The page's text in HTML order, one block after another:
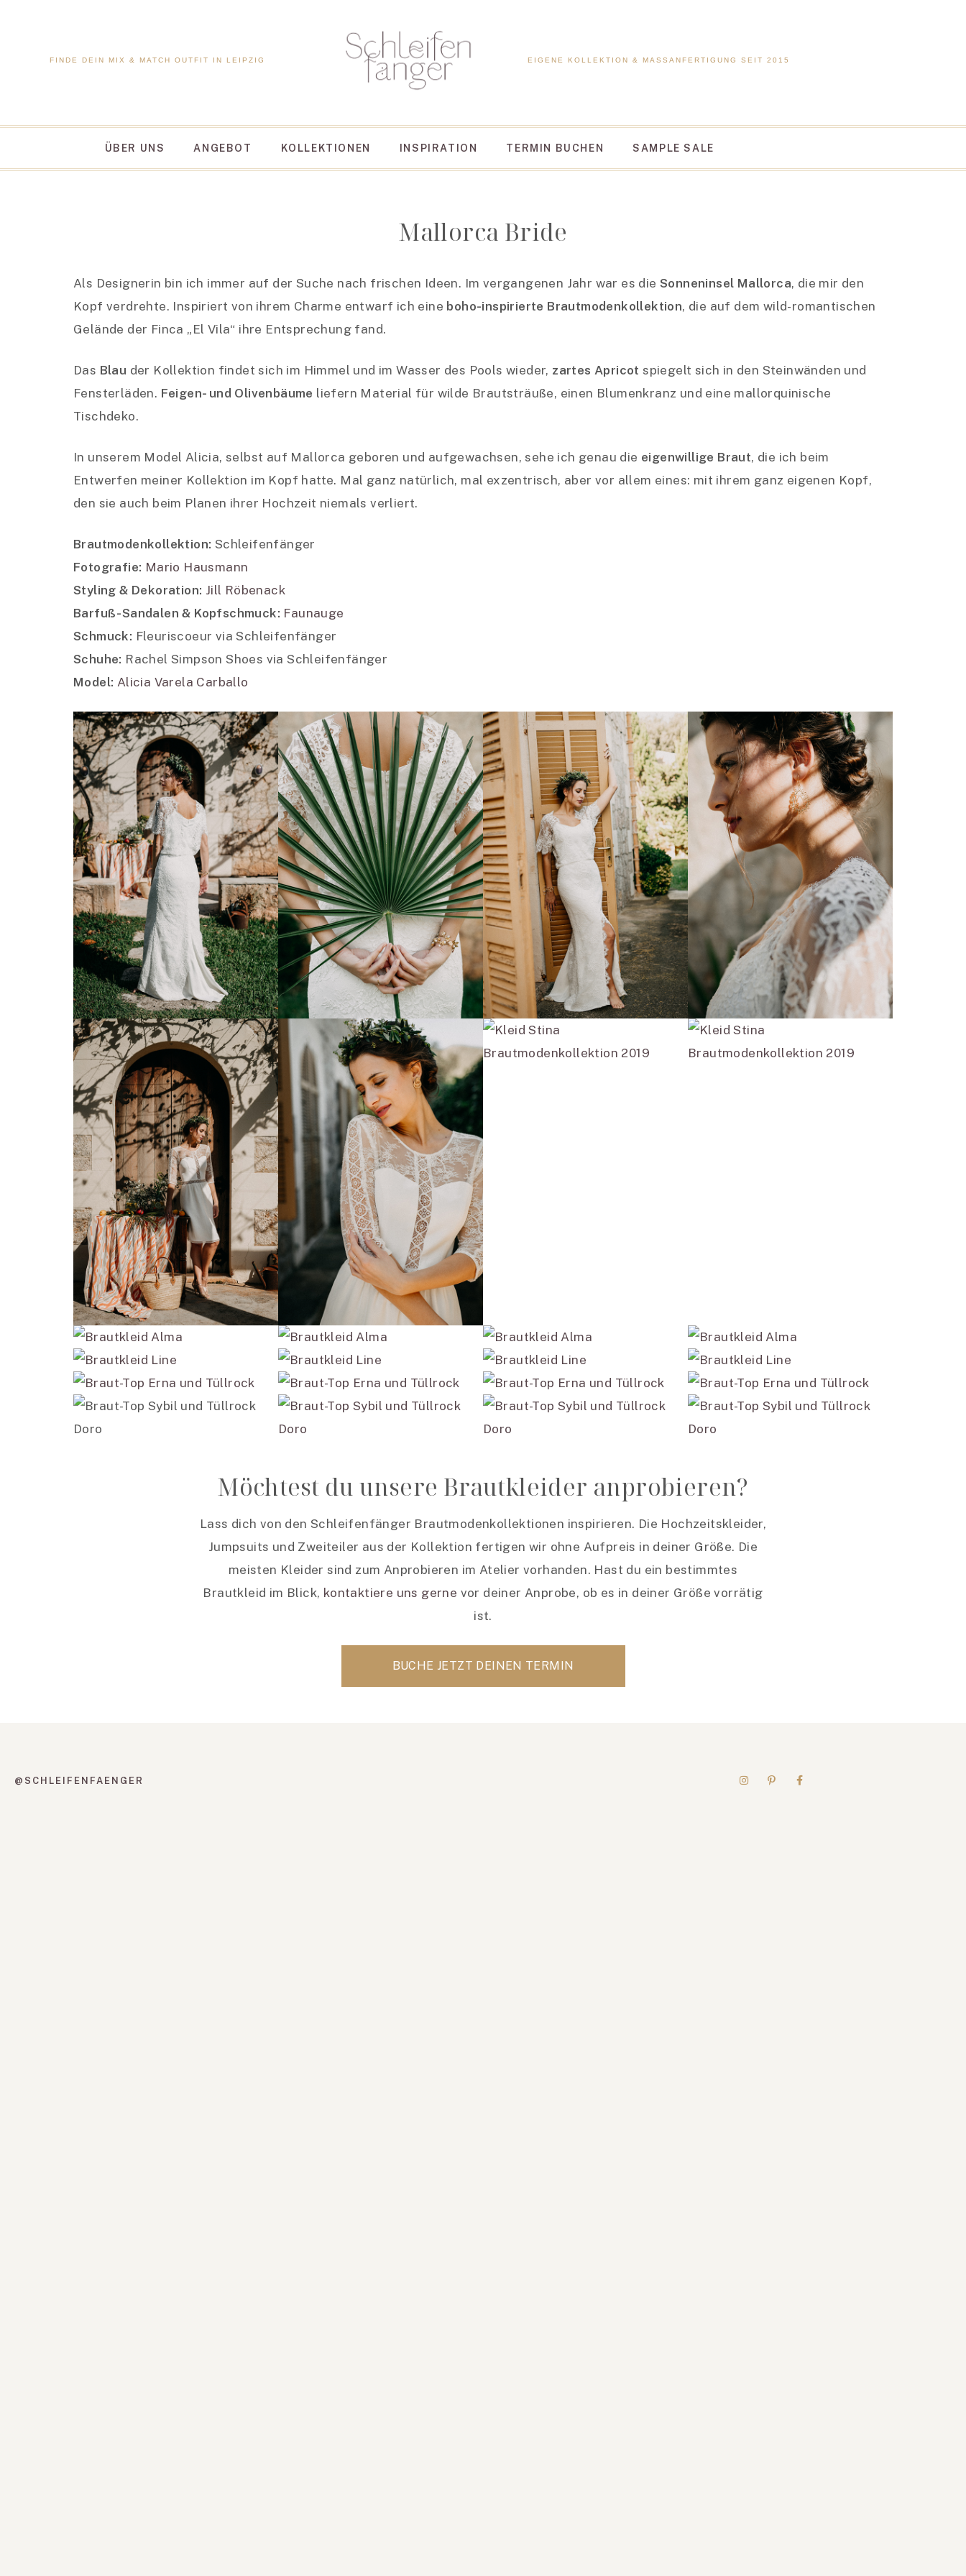
FINDE DEIN MIX & MATCH OUTFIT IN LEIPZIG EIGENE KOLLEKTION & MASSANFERTIGUNG SEIT 2015
ÜBER UNS ANGEBOT KOLLEKTIONEN INSPIRATION TERMIN BUCHEN SAMPLE SALE
Mallorca Bride
Als Designerin bin ich immer auf der Suche nach frischen Ideen. Im vergangenen Jahr war es die Sonneninsel Mallorca, die mir den
Kopf verdrehte. Inspiriert von ihrem Charme entwarf ich eine boho-inspirierte Brautmodenkollektion, die auf dem wild-romantischen
Gelände der Finca „El Vila“ ihre Entsprechung fand.
Das Blau der Kollektion findet sich im Himmel und im Wasser des Pools wieder, zartes Apricot spiegelt sich in den Steinwänden und
Fensterläden. Feigen- und Olivenbäume liefern Material für wilde Brautsträuße, einen Blumenkranz und eine mallorquinische
Tischdeko.
In unserem Model Alicia, selbst auf Mallorca geboren und aufgewachsen, sehe ich genau die eigenwillige Braut, die ich beim
Entwerfen meiner Kollektion im Kopf hatte. Mal ganz natürlich, mal exzentrisch, aber vor allem eines: mit ihrem ganz eigenen Kopf,
den sie auch beim Planen ihrer Hochzeit niemals verliert.
Brautmodenkollektion: Schleifenfänger
Fotografie: Mario Hausmann
Styling & Dekoration: Jill Röbenack
Barfuß-Sandalen & Kopfschmuck: Faunauge
Schmuck: Fleuriscoeur via Schleifenfänger
Schuhe: Rachel Simpson Shoes via Schleifenfänger
Model: Alicia Varela Carballo
Möchtest du unsere Brautkleider anprobieren?
Lass dich von den Schleifenfänger Brautmodenkollektionen inspirieren. Die Hochzeitskleider,
Jumpsuits und Zweiteiler aus der Kollektion fertigen wir ohne Aufpreis in deiner Größe. Die
meisten Kleider sind zum Anprobieren im Atelier vorhanden. Hast du ein bestimmtes
Brautkleid im Blick, kontaktiere uns gerne vor deiner Anprobe, ob es in deiner Größe vorrätig
ist.
BUCHE JETZT DEINEN TERMIN
@SCHLEIFENFAENGER